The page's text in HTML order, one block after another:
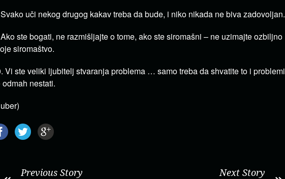
uči nekog drugog kakav treba da bude, i niko nikada ne biva zadovoljan.
ste bogati, ne razmišljajte o tome, ako ste siromašni – ne uzimajte ozbiljno
siromaštvo.
Vi ste veliki ljubitelj stvaranja problema … samo treba da shvatite to i problemi
odmah nestati.
Previous Story Next Story